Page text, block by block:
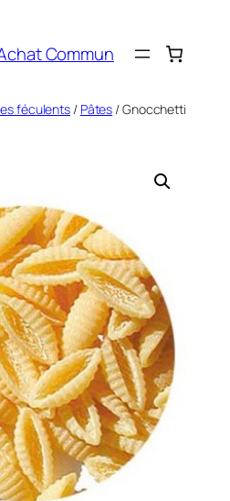
Commun
féculents / Pâtes / Gnocchetti